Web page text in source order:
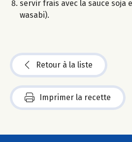
servir frais avec la sauce soja
wasabi).
Retour à la liste
Imprimer la recette